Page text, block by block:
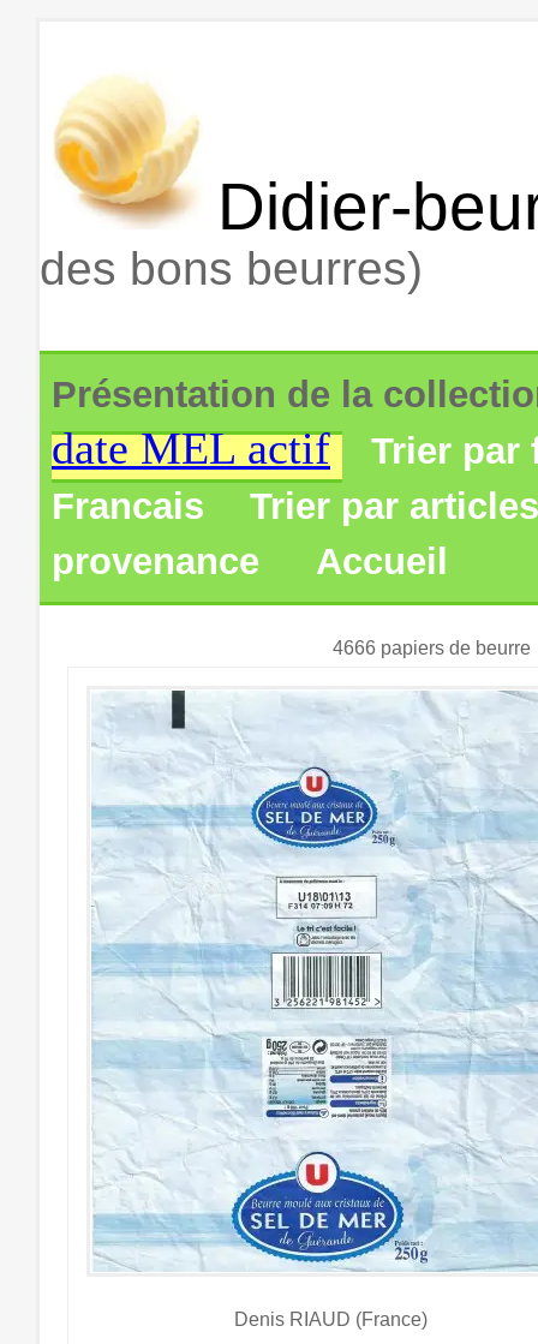
Didier-
des bons beurres)
Présentation de la
date MEL actif
Trier par
Francais
Trier par
provenance
Accueil
4666 papiers de beurre
Denis RIAUD (France)